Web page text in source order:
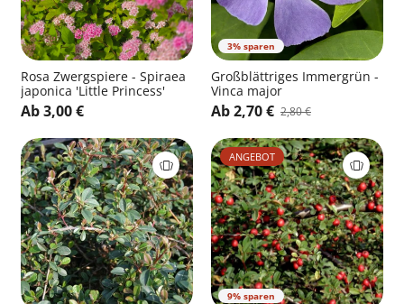
Rosa Zwergspiere - Spiraea
japonica 'Little Princess'
Ab 3,00 €
3% sparen
Großblättriges Immergrün -
Vinca major
Ab 2,70 € 2,80 €
9% sparen
ANGEBOT